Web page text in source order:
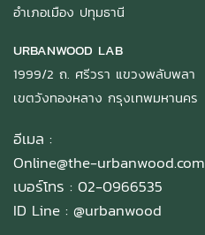
อำเภอเมือง ปทุมธานี
URBANWOOD LAB
1999/2 ถ. ศรีวรา แขวงพลับพลา
เขตวังทองหลาง กรุงเทพมหานคร
อีเมล :
Online@the-urbanwood.com
เบอร์โทร : 02-0966535
ID Line : @urbanwood